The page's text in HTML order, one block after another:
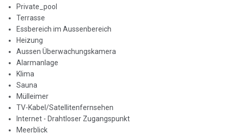
Private_pool
Terrasse
Essbereich im Aussenbereich
Heizung
Aussen Überwachungskamera
Alarmanlage
Klima
Sauna
Mülleimer
TV-Kabel/Satellitenfernsehen
Internet - Drahtloser Zugangspunkt
Meerblick